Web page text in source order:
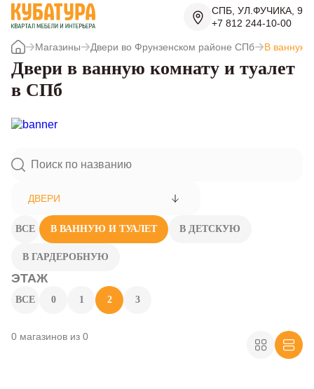
СПБ, УЛ.ФУЧИКА, 9
+7 812 244-10-00
Магазины Двери во Фрунзенском районе СПб В ванную
Двери в ванную комнату и туалет
в СПб
ДВЕРИ
ВСЕ В ВАННУЮ И ТУАЛЕТ В ДЕТСКУЮ
В ГАРДЕРОБНУЮ
ЭТАЖ
ВСЕ 0 1 2 3
0 магазинов из 0